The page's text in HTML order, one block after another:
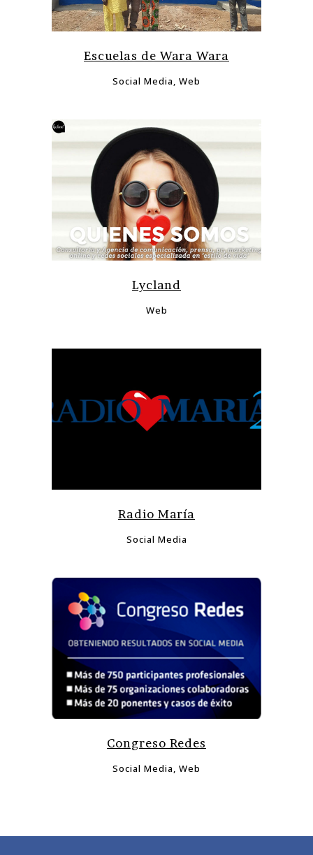
Escuelas de Wara Wara
Social Media, Web
Lycland
Web
Radio María
Social Media
Congreso Redes
Social Media, Web